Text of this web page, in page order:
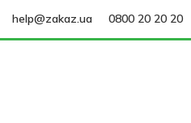
help@zakaz.ua 0800 20 20 20